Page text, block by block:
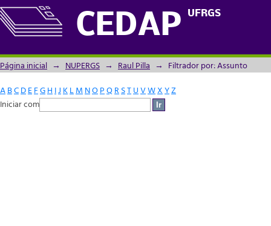
CEDAP UFRGS
Filtrador por: Assunto
Página inicial → NUPERGS → Raul Pilla → Filtrador por: Assunto
ABCDEFGH IJ KLM NOPQRSTUVWXYZ
Iniciar com